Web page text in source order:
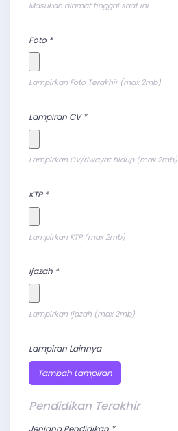
Masukan alamat tinggal saat ini
Foto *
Lampirkan Foto Terakhir (max 2mb)
Lampiran CV *
Lampirkan CV/riwayat hidup (max 2mb)
KTP *
Lampirkan KTP (max 2mb)
Ijazah *
Lampirkan Ijazah (max 2mb)
Lampiran Lainnya
Tambah Lampiran
Pendidikan Terakhir